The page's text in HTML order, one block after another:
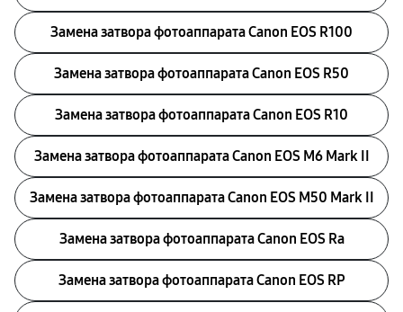
Замена затвора фотоаппарата Canon EOS R100
Замена затвора фотоаппарата Canon EOS R50
Замена затвора фотоаппарата Canon EOS R10
Замена затвора фотоаппарата Canon EOS M6 Mark II
Замена затвора фотоаппарата Canon EOS M50 Mark II
Замена затвора фотоаппарата Canon EOS Ra
Замена затвора фотоаппарата Canon EOS RP